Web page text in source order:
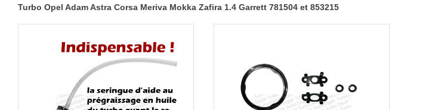
Turbo Opel Adam Astra Corsa Meriva Mokka Zafira 1.4 Garrett 781504 et 853215